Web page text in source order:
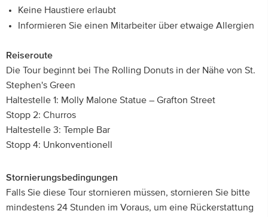
Keine Haustiere erlaubt
Informieren Sie einen Mitarbeiter über etwaige Allergien
Reiseroute
Die Tour beginnt bei The Rolling Donuts in der Nähe von St.
Stephen's Green
Haltestelle 1: Molly Malone Statue – Grafton Street
Stopp 2: Churros
Haltestelle 3: Temple Bar
Stopp 4: Unkonventionell
Stornierungsbedingungen
Falls Sie diese Tour stornieren müssen, stornieren Sie bitte
mindestens 24 Stunden im Voraus, um eine Rückerstattung